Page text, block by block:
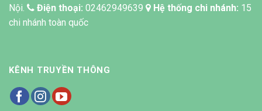
Nội.
Điện thoại: 02462949639 Hệ thống chi nhánh: 15
chi nhánh toàn quốc
KÊNH TRUYỀN THÔNG